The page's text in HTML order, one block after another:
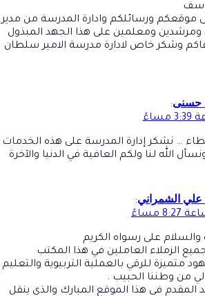
موقعكم ورسائلكم وادارة المدرسة من مدير
ومعلمين على هذا الجهد المبذول
وشكر خاص لادارة مدرسة الامير سلطان
حسنى:
… نشكر إدارة المدرسة على هذه الخدمات
الله لنا ولكم العافية في الدنيا والآخرة
علي الشمراني:
والسلام على رسواه الكريم
الزملاء العاملين في هذا المكتب
متميزة للرقي بالعملية التربيوية والتعليم
من وطننا الحبيب .
في هذا الموقع المبارك والذي ينقل